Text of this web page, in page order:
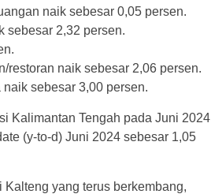
naik sebesar 0,05 persen.
sebesar 2,32 persen.
restoran naik sebesar 2,06 persen.
sebesar 3,00 persen.
Kalimantan Tengah pada Juni 2024
(y-to-d) Juni 2024 sebesar 1,05
yang terus berkembang,